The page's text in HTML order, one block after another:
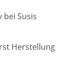
Susis
Herstellung